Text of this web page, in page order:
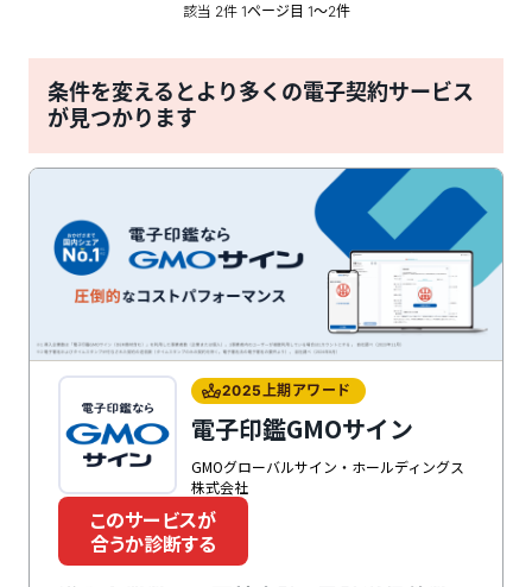
該当 2件 1ページ目 1〜2件
条件を変えるとより多くの電子契約サービス
が見つかります
2025上期アワード
電子印鑑GMOサイン
GMOグローバルサイン・ホールディングス
株式会社
このサービスが
合うか診断する